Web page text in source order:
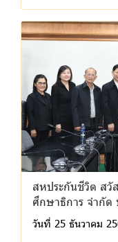
สหประกันชีวิต สวั
ศึกษาธิการ จำกัด
วันที่ 25 ธันวาคม